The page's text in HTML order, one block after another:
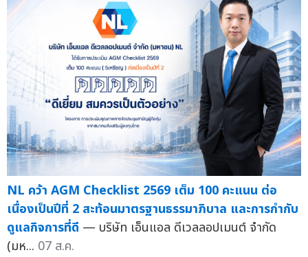
NL คว้า AGM Checklist 2569 เต็ม 100 คะแนน ต่อ
เนื่องเป็นปีที่ 2 สะท้อนมาตรฐานธรรมาภิบาล และการกำกับ
ดูแลกิจการที่ดี — บริษัท เอ็นแอล ดีเวลลอปเมนต์ จำกัด
(มห... 07 ส.ค.